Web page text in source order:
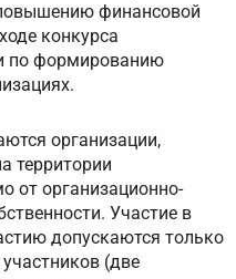
финансовой
конкурса
по формированию
организации,
территории
от организационно-
Участие в
допускаются только
(две